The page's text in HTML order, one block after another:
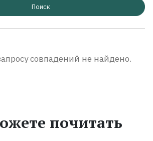
Поиск
совпадений не найдено.
почитать